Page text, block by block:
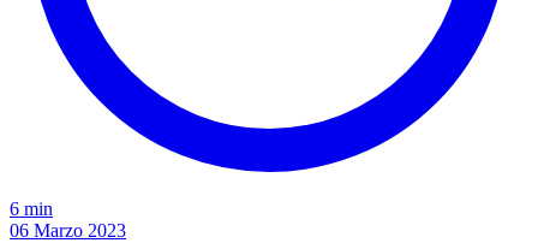
6 min
06 Marzo 2023